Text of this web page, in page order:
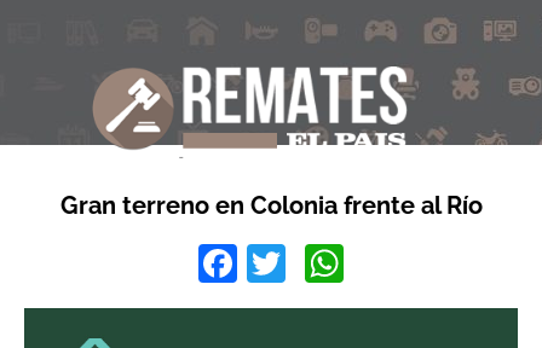
Gran terreno en Colonia frente al Río
Facebook
Twitter